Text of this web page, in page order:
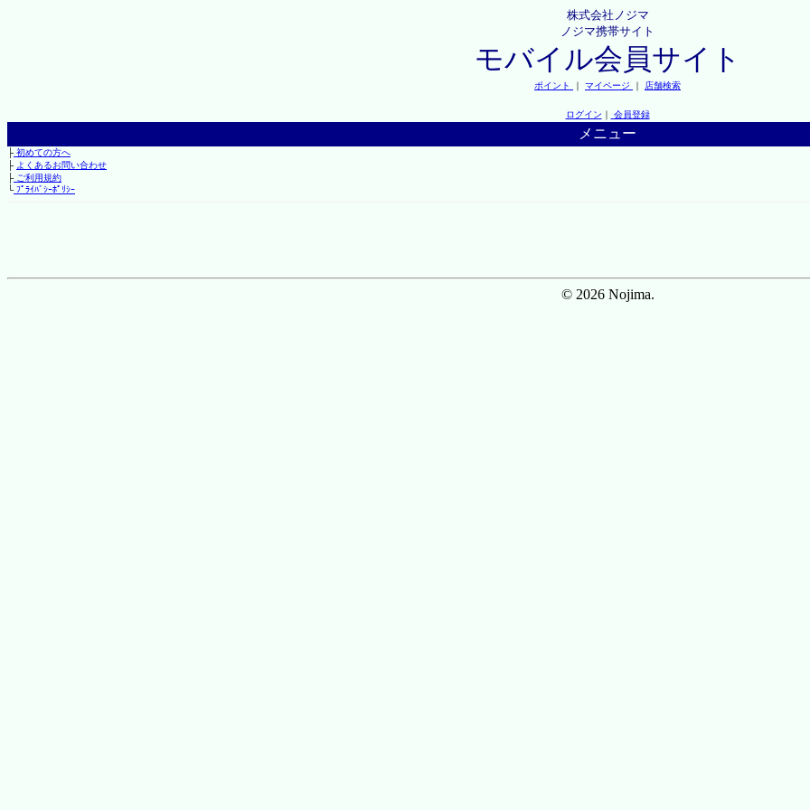
株式会社ノジマ
ノジマ携帯サイト
モバイル会員サイト
ポイント ｜ マイページ ｜ 店舗検索
ログイン ｜ 会員登録
メニュー
├初めての方へ
├ よくあるお問い合わせ
├ご利用規約
└ﾌﾟﾗｲﾊﾞｼｰﾎﾟﾘｼｰ
© 2026 Nojima.